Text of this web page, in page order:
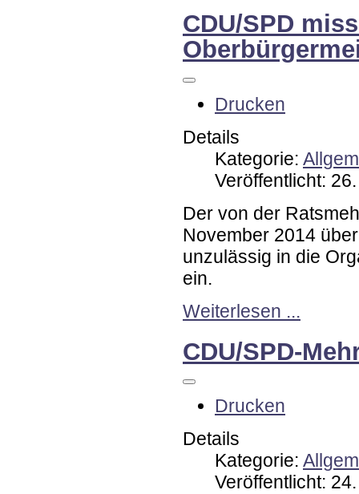
CDU/SPD
Drucken
Details
Kategorie:
Veröffentlicht:
Der von der
November 2014
unzulässig in die
ein.
Weiterlesen ...
CDU/SPD-
Drucken
Details
Kategorie:
Veröffentlicht: